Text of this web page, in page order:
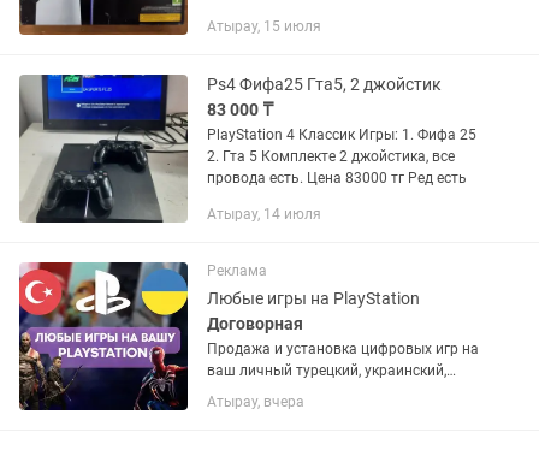
Атырау, 15 июля
Ps4 Фифа25 Гта5, 2 джойстик
83 000 ₸
PlayStation 4 Классик Игры: 1. Фифа 25
2. Гта 5 Комплекте 2 джойстика, все
провода есть. Цена 83000 тг Ред есть
Атырау, 14 июля
Реклама
Любые игры на PlayStation
Договорная
Продажа и установка цифровых игр на
ваш личный турецкий, украинский,
американский или польский PSN
аккаунт. Если аккаунта нет – помогу
Атырау, вчера